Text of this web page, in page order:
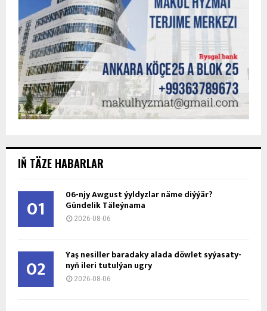
IŇ TÄZE HABARLAR
01 06-njy Awgust ýyldyzlar näme diýýär?
Gündelik Täleýnama
2026-08-06
02 Ýaş ne­sil­ler ba­ra­da­ky ala­da döw­let sy­ýa­sa­ty­
nyň ile­ri tu­tul­ýan ug­ry
2026-08-06